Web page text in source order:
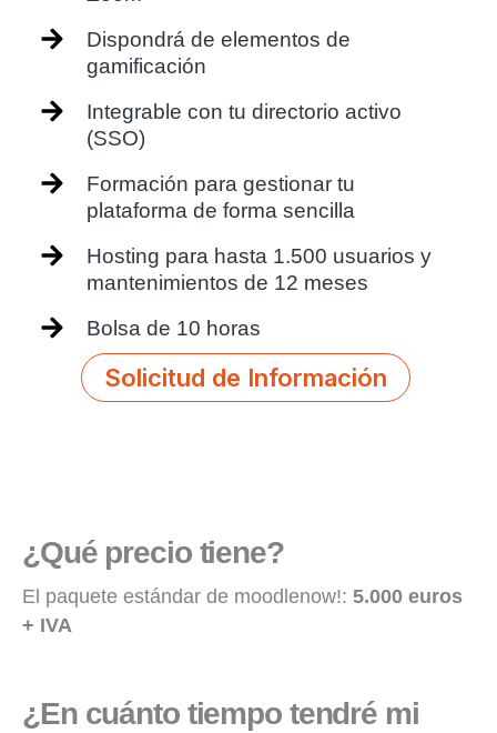
Dispondrá de elementos de
gamificación
Integrable con tu directorio activo
(SSO)
Formación para gestionar tu
plataforma de forma sencilla
Hosting para hasta 1.500 usuarios y
mantenimientos de 12 meses
Bolsa de 10 horas
Solicitud de Información
¿Qué precio tiene?
El paquete estándar de moodlenow!: 5.000 euros
+ IVA
¿En cuánto tiempo tendré mi